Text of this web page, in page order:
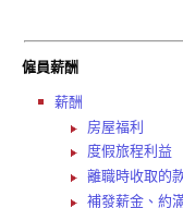
僱員薪酬
薪酬
房屋福利
度假旅程利益
離職時收取的
補發薪金、約